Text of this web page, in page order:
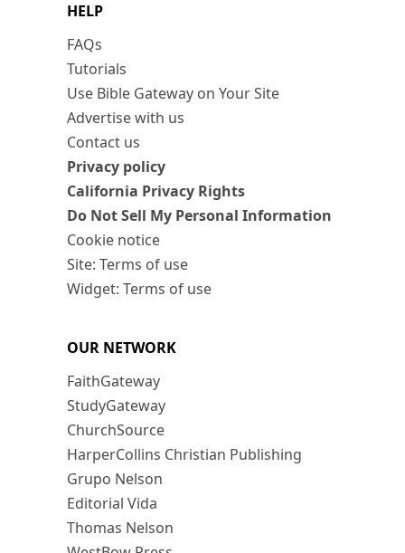
HELP
FAQs
Tutorials
Use Bible Gateway on Your Site
Advertise with us
Contact us
Privacy policy
California Privacy Rights
Do Not Sell My Personal Information
Cookie notice
Site: Terms of use
Widget: Terms of use
OUR NETWORK
FaithGateway
StudyGateway
ChurchSource
HarperCollins Christian Publishing
Grupo Nelson
Editorial Vida
Thomas Nelson